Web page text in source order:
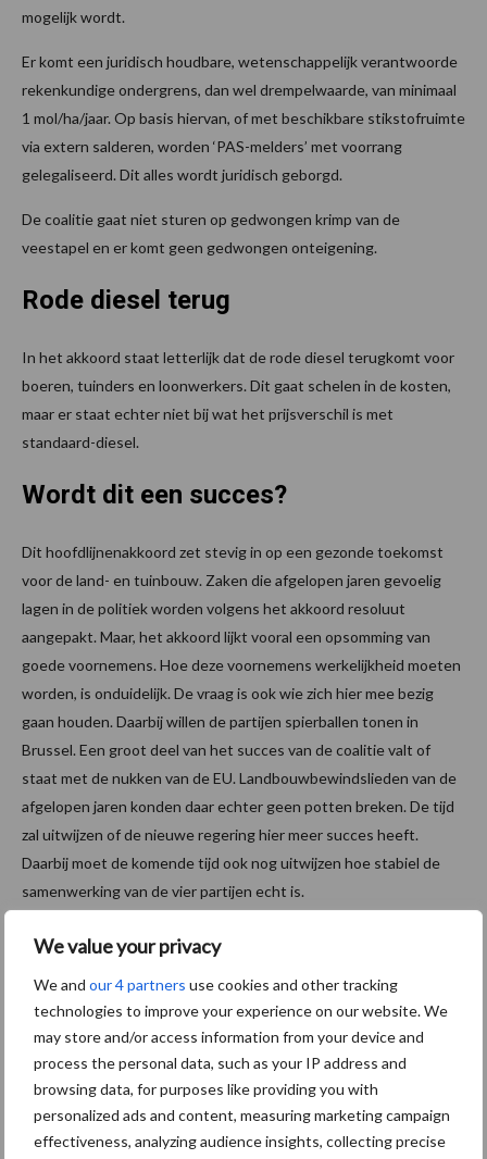
We value your privacy
We and our 4 partners use cookies and other tracking
technologies to improve your experience on our website. We
may store and/or access information from your device and
process the personal data, such as your IP address and
browsing data, for purposes like providing you with
personalized ads and content, measuring marketing campaign
effectiveness, analyzing audience insights, collecting precise
mogelijk wordt.
Er komt een juridisch houdbare, wetenschappelijk verantwoorde
rekenkundige ondergrens, dan wel drempelwaarde, van minimaal
1 mol/ha/jaar. Op basis hiervan, of met beschikbare stikstofruimte
via extern salderen, worden ‘PAS-melders’ met voorrang
gelegaliseerd. Dit alles wordt juridisch geborgd.
De coalitie gaat niet sturen op gedwongen krimp van de
veestapel en er komt geen gedwongen onteigening.
Rode diesel terug
In het akkoord staat letterlijk dat de rode diesel terugkomt voor
boeren, tuinders en loonwerkers. Dit gaat schelen in de kosten,
maar er staat echter niet bij wat het prijsverschil is met
standaard-diesel.
Wordt dit een succes?
Dit hoofdlijnenakkoord zet stevig in op een gezonde toekomst
voor de land- en tuinbouw. Zaken die afgelopen jaren gevoelig
lagen in de politiek worden volgens het akkoord resoluut
aangepakt. Maar, het akkoord lijkt vooral een opsomming van
goede voornemens. Hoe deze voornemens werkelijkheid moeten
worden, is onduidelijk. De vraag is ook wie zich hier mee bezig
gaan houden. Daarbij willen de partijen spierballen tonen in
Brussel. Een groot deel van het succes van de coalitie valt of
staat met de nukken van de EU. Landbouwbewindslieden van de
afgelopen jaren konden daar echter geen potten breken. De tijd
zal uitwijzen of de nieuwe regering hier meer succes heeft.
Daarbij moet de komende tijd ook nog uitwijzen hoe stabiel de
samenwerking van de vier partijen echt is.
Tekst: Gerben Hofman
Aanbevolen voor jou!
Britse varkenssector vreest
afzetcrisis in het najaar